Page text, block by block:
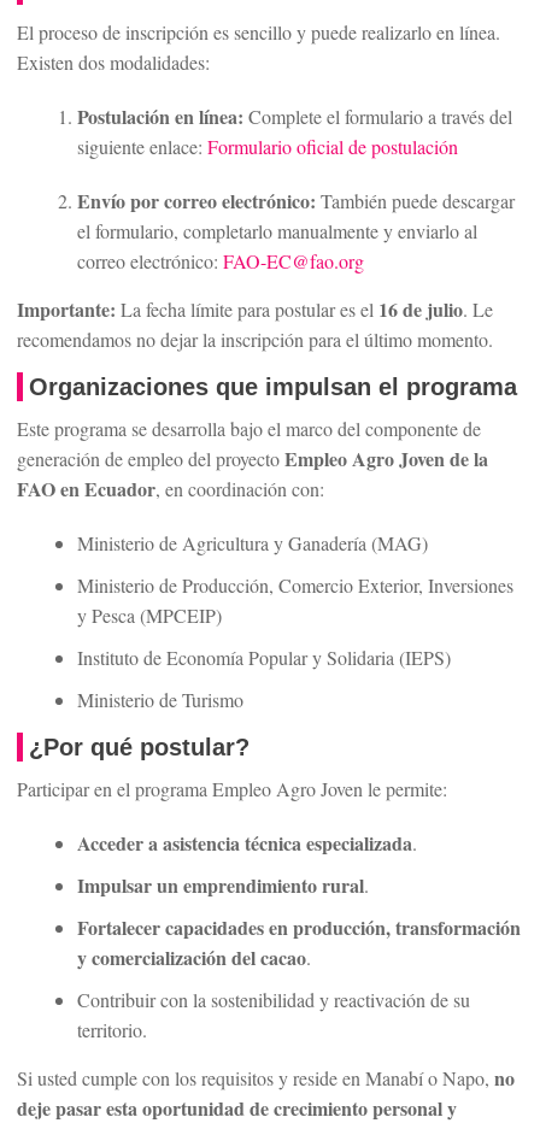
El proceso de inscripción es sencillo y puede realizarlo en línea.
Existen dos modalidades:
Postulación en línea: Complete el formulario a través del
siguiente enlace: Formulario oficial de postulación
Envío por correo electrónico: También puede descargar
el formulario, completarlo manualmente y enviarlo al
correo electrónico: FAO-EC@fao.org
Importante: La fecha límite para postular es el 16 de julio. Le
recomendamos no dejar la inscripción para el último momento.
Organizaciones que impulsan el programa
Este programa se desarrolla bajo el marco del componente de
generación de empleo del proyectoEmpleo Agro Joven de la
FAO en Ecuador, en coordinación con:
Ministerio de Agricultura y Ganadería (MAG)
Ministerio de Producción, Comercio Exterior, Inversiones
y Pesca (MPCEIP)
Instituto de Economía Popular y Solidaria (IEPS)
Ministerio de Turismo
¿Por qué postular?
Participar en el programa Empleo Agro Joven le permite:
Acceder a asistencia técnica especializada.
Impulsar un emprendimiento rural.
Fortalecer capacidades en producción, transformación
y comercialización del cacao.
Contribuir con la sostenibilidad y reactivación de su
territorio.
Si usted cumple con los requisitos y reside en Manabí o Napo, no
deje pasar esta oportunidad de crecimiento personal y